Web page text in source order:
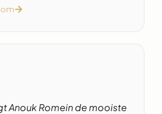
Anouk Romein de mooiste